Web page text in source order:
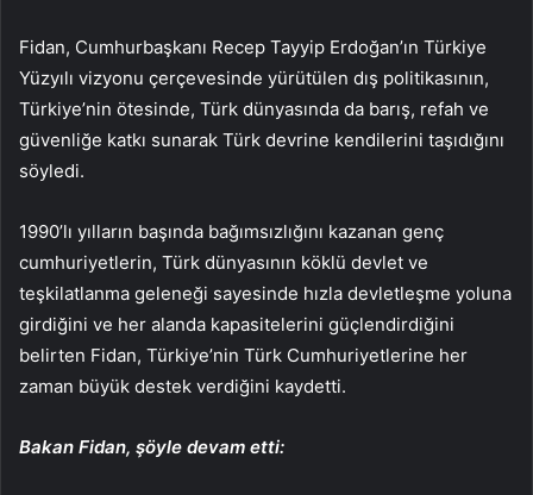
Fidan, Cumhurbaşkanı Recep Tayyip Erdoğan’ın Türkiye
Yüzyılı vizyonu çerçevesinde yürütülen dış politikasının,
Türkiye’nin ötesinde, Türk dünyasında da barış, refah ve
güvenliğe katkı sunarak Türk devrine kendilerini taşıdığını
söyledi.
1990’lı yılların başında bağımsızlığını kazanan genç
cumhuriyetlerin, Türk dünyasının köklü devlet ve
teşkilatlanma geleneği sayesinde hızla devletleşme yoluna
girdiğini ve her alanda kapasitelerini güçlendirdiğini
belirten Fidan, Türkiye’nin Türk Cumhuriyetlerine her
zaman büyük destek verdiğini kaydetti.
Bakan Fidan, şöyle devam etti: